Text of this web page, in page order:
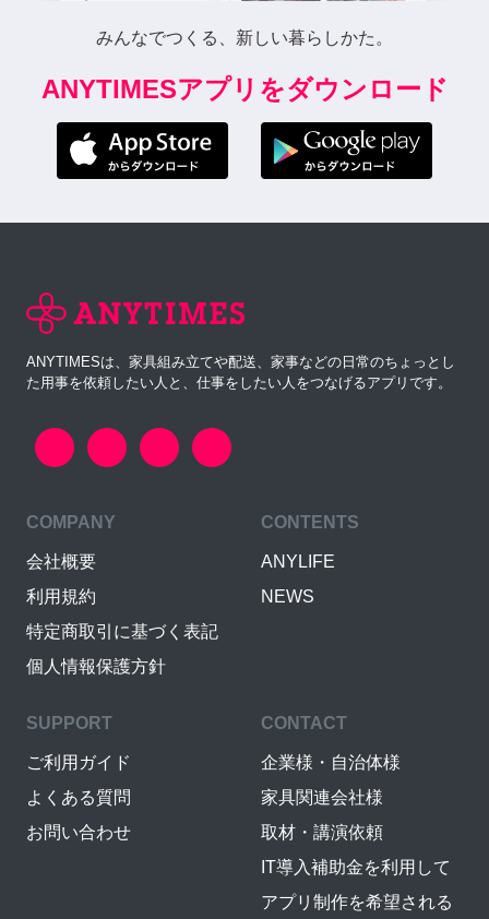
みんなでつくる、新しい暮らしかた。
ANYTIMESアプリをダウンロード
ANYTIMESは、家具組み立てや配送、家事などの日常のちょっとし
た用事を依頼したい人と、仕事をしたい人をつなげるアプリです。
COMPANY
会社概要
利用規約
特定商取引に基づく表記
個人情報保護方針
CONTENTS
ANYLIFE
NEWS
SUPPORT
ご利用ガイド
よくある質問
お問い合わせ
CONTACT
企業様・自治体様
家具関連会社様
取材・講演依頼
IT導入補助金を利用して
アプリ制作を希望される